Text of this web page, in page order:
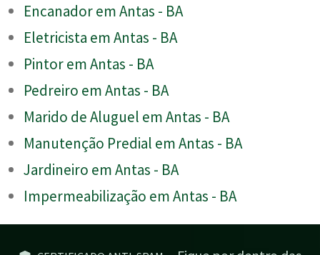
Encanador em Antas - BA
Eletricista em Antas - BA
Pintor em Antas - BA
Pedreiro em Antas - BA
Marido de Aluguel em Antas - BA
Manutenção Predial em Antas - BA
Jardineiro em Antas - BA
Impermeabilização em Antas - BA